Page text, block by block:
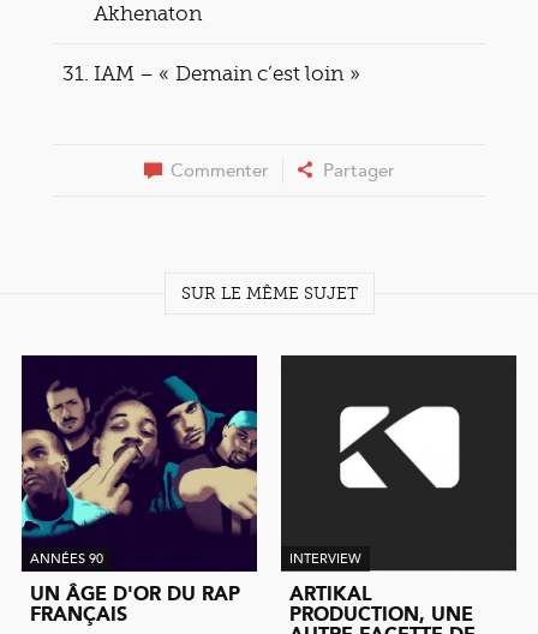
Akhenaton
IAM – « Demain c’est loin »
Commenter Partager
SUR LE MÊME SUJET
ANNÉES 90
UN ÂGE D'OR DU RAP
FRANÇAIS
INTERVIEW
ARTIKAL
PRODUCTION, UNE